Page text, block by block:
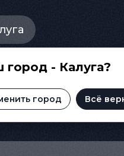
город - Калуга?
город Всё
на 15